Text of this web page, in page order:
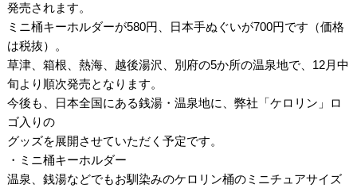
発売されます。
ミニ桶キーホルダーが580円、日本手ぬぐいが700円です（価格
は税抜）。
草津、箱根、熱海、越後湯沢、別府の5か所の温泉地で、12月中
旬より順次発売となります。
今後も、日本全国にある銭湯・温泉地に、弊社「ケロリン」ロ
ゴ入りの
グッズを展開させていただく予定です。
・ミニ桶キーホルダー
温泉、銭湯などでもお馴染みのケロリン桶のミニチュアサイズ